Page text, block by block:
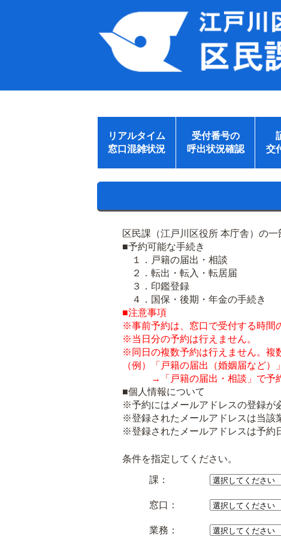
リアルタイム
窓口混雑状況
受付番号の
呼出状況確認
交
区民課（江戸川区役所 本庁舎）の
■予約可能な手続き
１．戸籍の届出・相談
２．転出・転入・転居届
３．印鑑登録
４．国保・後期・年金の手続き
■注意事項
※事前予約は、窓口で受付する時間
※当日分の予約は行えません。
※同日の複数予約は行えません。複
（例）「戸籍の届出（婚姻届など
→「戸籍の届出・相談」で予
■個人情報について
※予約にはメールアドレスの登録が
※登録されたメールアドレスは当該
※登録されたメールアドレスは予約
条件を指定してください。
課：
窓口：
業務：